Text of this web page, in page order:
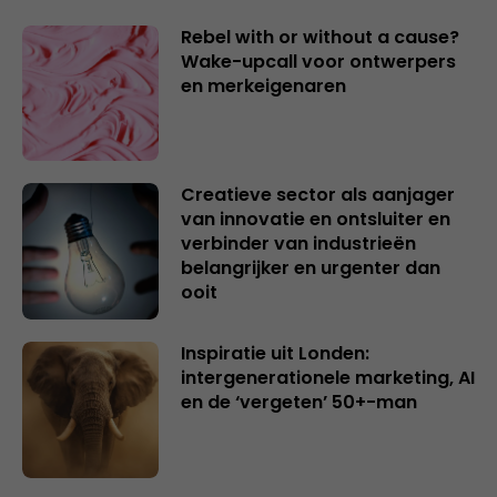
Rebel with or without a cause?
Wake-upcall voor ontwerpers
en merkeigenaren
Creatieve sector als aanjager
van innovatie en ontsluiter en
verbinder van industrieën
belangrijker en urgenter dan
ooit
Inspiratie uit Londen:
intergenerationele marketing, AI
en de ‘vergeten’ 50+-man